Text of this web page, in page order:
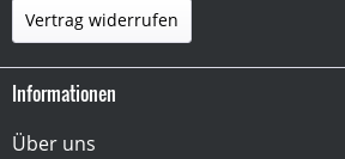
Vertrag widerrufen
Informationen
Über uns